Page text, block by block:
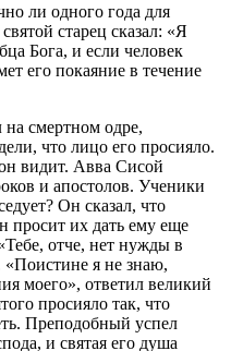
ли одного года для
старец сказал: «Я
Бога, и если человек
его покаяние в течение
смертном одре,
что лицо его просияло.
видит. Авва Сисой
и апостолов. Ученики
Он сказал, что
просит их дать ему еще
отче, нет нужды в
«Поистине я не знаю,
моего», ответил великий
просияло так, что
Преподобный успел
и святая его душа